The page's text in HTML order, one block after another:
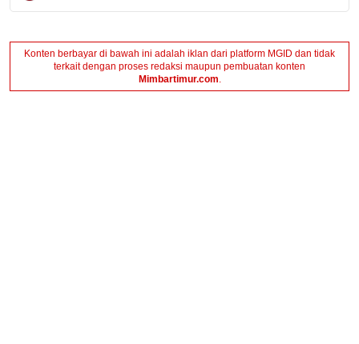
Konten berbayar di bawah ini adalah iklan dari platform MGID dan tidak
terkait dengan proses redaksi maupun pembuatan konten
Mimbartimur.com